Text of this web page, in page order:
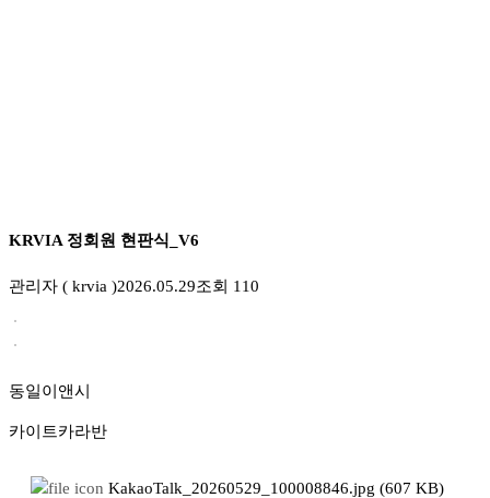
KRVIA 정회원 현판식_V6
관리자 ( krvia )2026.05.29조회 110
동일이앤시
카이트카라반
KakaoTalk_20260529_100008846.jpg (607 KB)